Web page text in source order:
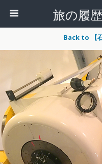
旅の履
Back to 【